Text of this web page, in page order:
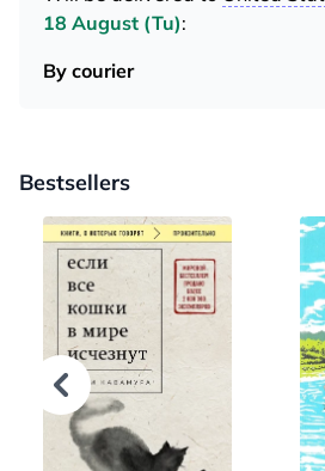
18 August (Tu):
By courier
Bestsellers